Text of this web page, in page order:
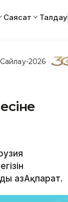
Саясат Талдау
Сайлау-2026
ҚазАқпарат.